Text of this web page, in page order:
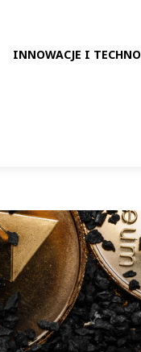
INNOWACJE I